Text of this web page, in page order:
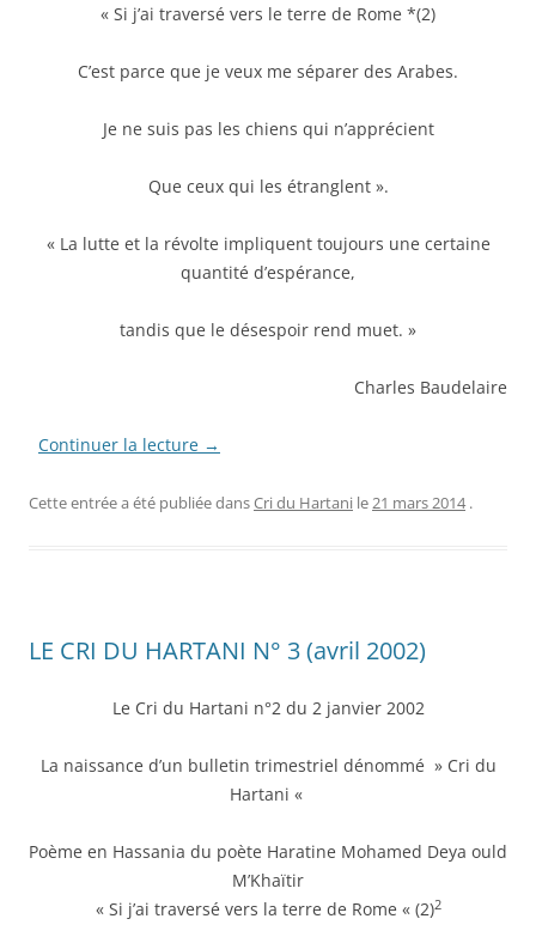
« Si j’ai traversé vers le terre de Rome *(2)
C’est parce que je veux me séparer des Arabes.
Je ne suis pas les chiens qui n’apprécient
Que ceux qui les étranglent ».
« La lutte et la révolte impliquent toujours une certaine
quantité d’espérance,
tandis que le désespoir rend muet. »
Charles Baudelaire
Continuer la lecture →
Cette entrée a été publiée dansCri du Hartani le21 mars 2014 .
LE CRI DU HARTANI N° 3 (avril 2002)
Le Cri du Hartani n°2 du 2 janvier 2002
La naissance d’un bulletin trimestriel dénommé » Cri du
Hartani «
Poème en Hassania du poète Haratine Mohamed Deya ould
M’Khaïtir
« Si j’ai traversé vers la terre de Rome « (2)2